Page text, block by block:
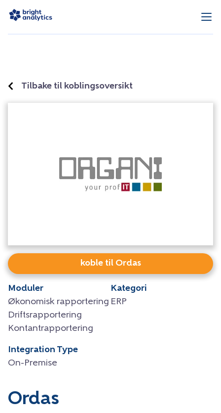
Tilbake til koblingsoversikt
koble til Ordas
Moduler
Økonomisk rapportering
Driftsrapportering
Kontantrapportering
Kategori
ERP
Integration Type
On-Premise
Ordas